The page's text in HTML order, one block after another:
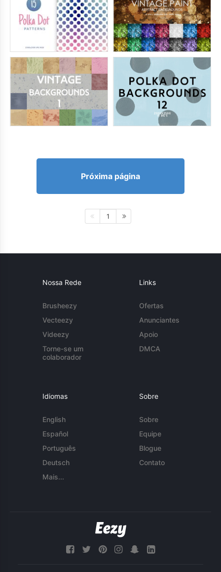
Próxima página
1
Nossa Rede
Brusheezy
Vecteezy
Videezy
Torne-se um
colaborador
Links
Ofertas
Anunciantes
Apoio
DMCA
Idiomas
English
Español
Português
Deutsch
Mais...
Sobre
Sobre
Equipe
Blogue
Contato